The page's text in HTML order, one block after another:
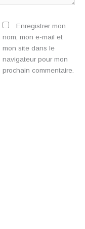
Enregistrer mon
nom, mon e-mail et
mon site dans le
navigateur pour mon
prochain commentaire.